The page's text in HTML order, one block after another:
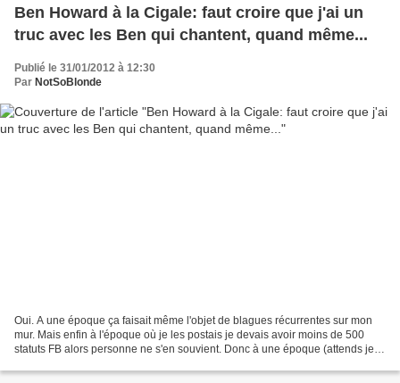
Ben Howard à la Cigale: faut croire que j'ai un
truc avec les Ben qui chantent, quand même...
Publié le 31/01/2012 à 12:30
Par NotSoBlonde
Oui. A une époque ça faisait même l'objet de blagues récurrentes sur mon
mur. Mais enfin à l'époque où je les postais je devais avoir moins de 500
statuts FB alors personne ne s'en souvient. Donc à une époque (attends je